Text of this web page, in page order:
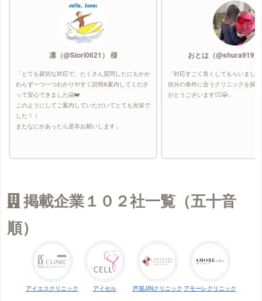
凛（@Siori0621） 様
「とても親切な対応で、たくさん質問したにもかか
わらず一つ一つわかりやすく説明&案内してくださ
って安心できました🤗❤️
このようにしてご案内していただいてとても光栄で
した！！
またなにかあったら是非お願いします」
おとは（
「対応すごく良くしてもらいまし
自分の条件に合うクリニックを探
がとうございます🙇‍♀️😭」
掲載企業１０２社一覧（五十音
順）
アイエスクリニック アイセル 芦屋JINクリニック アモーレクリニック